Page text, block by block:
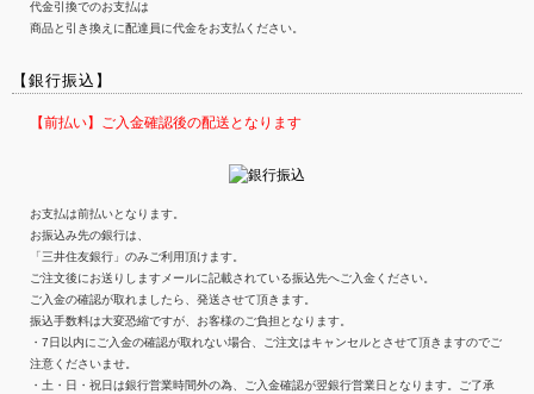
代金引換でのお支払は
商品と引き換えに配達員に代金をお支払ください。
【銀行振込】
【前払い】ご入金確認後の配送となります
お支払は前払いとなります。
お振込み先の銀行は、
「三井住友銀行」のみご利用頂けます。
ご注文後にお送りしますメールに記載されている振込先へご入金ください。
ご入金の確認が取れましたら、発送させて頂きます。
振込手数料は大変恐縮ですが、お客様のご負担となります。
・7日以内にご入金の確認が取れない場合、ご注文はキャンセルとさせて頂きますのでご
注意くださいませ。
・土・日・祝日は銀行営業時間外の為、ご入金確認が翌銀行営業日となります。ご了承